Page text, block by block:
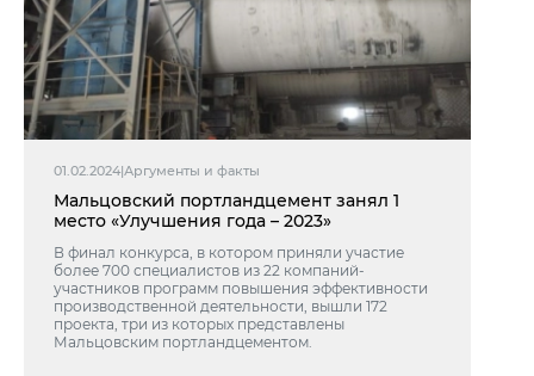
01.02.2024|Аргументы и факты
Мальцовский портландцемент занял 1
место «Улучшения года – 2023»
В финал конкурса, в котором приняли участие
более 700 специалистов из 22 компаний-
участников программ повышения эффективности
производственной деятельности, вышли 172
проекта, три из которых представлены
Мальцовским портландцементом.